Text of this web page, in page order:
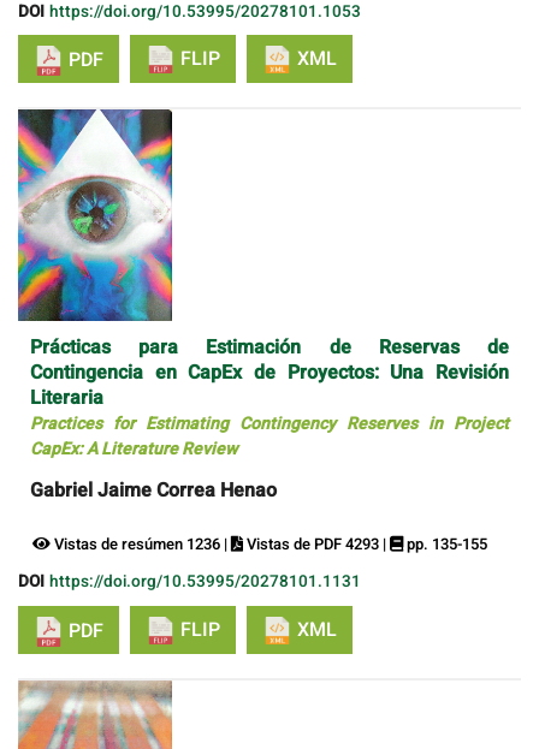
DOI https://doi.org/10.53995/20278101.1053
PDF FLIP XML
Prácticas para Estimación de Reservas de
Contingencia en CapEx de Proyectos: Una Revisión
Literaria
Practices for Estimating Contingency Reserves in Project
CapEx: A Literature Review
Gabriel Jaime Correa Henao
Vistas de resúmen 1236 | Vistas de PDF 4293 | pp. 135-155
DOI https://doi.org/10.53995/20278101.1131
PDF FLIP XML